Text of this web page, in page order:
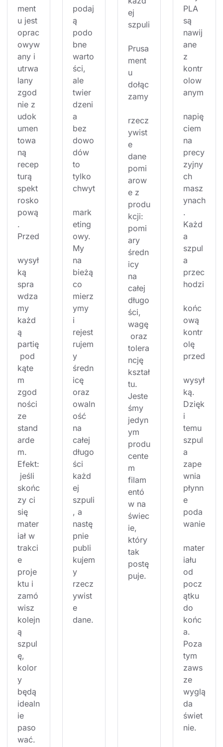
ment
u jest
oprac
owyw
any i
utrwa
lany
zgod
nie z
udok
umen
towa
ną
recep
turą
spekt
rosko
pową
.
Przed
wysył
ką
spra
wdza
my
każd
ą
partię
pod
kąte
m
zgod
ności
ze
stand
arde
m.
Efekt:
jeśli
skońc
zy ci
się
mater
iał w
trakci
e
proje
ktu i
zamó
wisz
kolejn
ą
szpul
ę,
kolor
y
będą
idealn
ie
paso
wać.
podaj
ą
podo
bne
warto
ści,
ale
twier
dzeni
a
bez
dowo
dów
to
tylko
chwyt
mark
eting
owy.
My
na
bieżą
co
mierz
ymy
i
rejest
rujem
y
średn
icę
oraz
owaln
ość
na
całej
długo
ści
każd
ej
szpuli
, a
nastę
pnie
publi
kujem
y
rzecz
ywist
e
dane.
ej
szpuli
Prusa
ment
u
dołąc
zamy
rzecz
ywist
e
dane
pomi
arow
e z
produ
kcji:
pomi
ary
średn
icy
na
całej
długo
ści,
wagę
oraz
tolera
ncję
kształ
tu.
Jeste
śmy
jedyn
ym
produ
cente
m
filam
entó
w na
świec
ie,
który
tak
postę
puje.
PLA
są
nawij
ane
z
kontr
olow
anym
napię
ciem
na
precy
zyjny
ch
masz
ynach
.
Każd
a
szpul
a
przec
hodzi
końc
ową
kontr
olę
przed
wysył
ką.
Dzięk
i
temu
szpul
a
zape
wnia
płynn
e
poda
wanie
mater
iału
od
pocz
ątku
do
końc
a.
Poza
tym
zaws
ze
wyglą
da
świet
nie.